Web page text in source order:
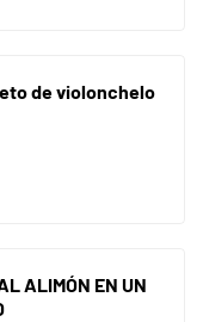
de violonchelo
ALIMÓN EN UN